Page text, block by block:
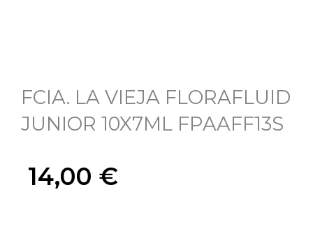
FCIA. LA VIEJA FLORAFLUID
JUNIOR 10X7ML FPAAFF13S
14,00 €